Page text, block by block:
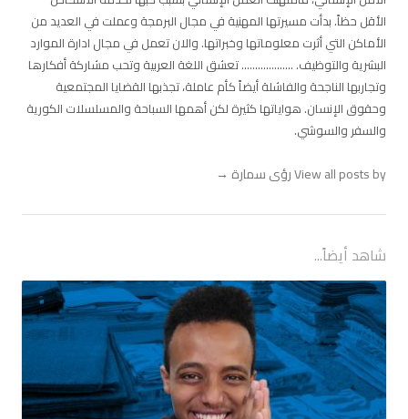
الأقل حظاً. بدأت مسيرتها المهنية في مجال البرمجة وعملت في العديد من
الأماكن التي أثرت معلوماتها وخبراتها. والان تعمل في مجال ادارة الموارد
البشرية والتوظيف. ................... تعشق اللغة العربية وتحب مشاركة أفكارها
وتجاربها الناجحة والفاشلة أيضاً كأم عاملة، تجذبها القضايا المجتمعية
وحقوق الإنسان. هواياتها كثيرة لكن أهمها السباحة والمسلسلات الكورية
والسفر والسوشي.
View all posts by رؤى سمارة →
شاهد أيضاً...